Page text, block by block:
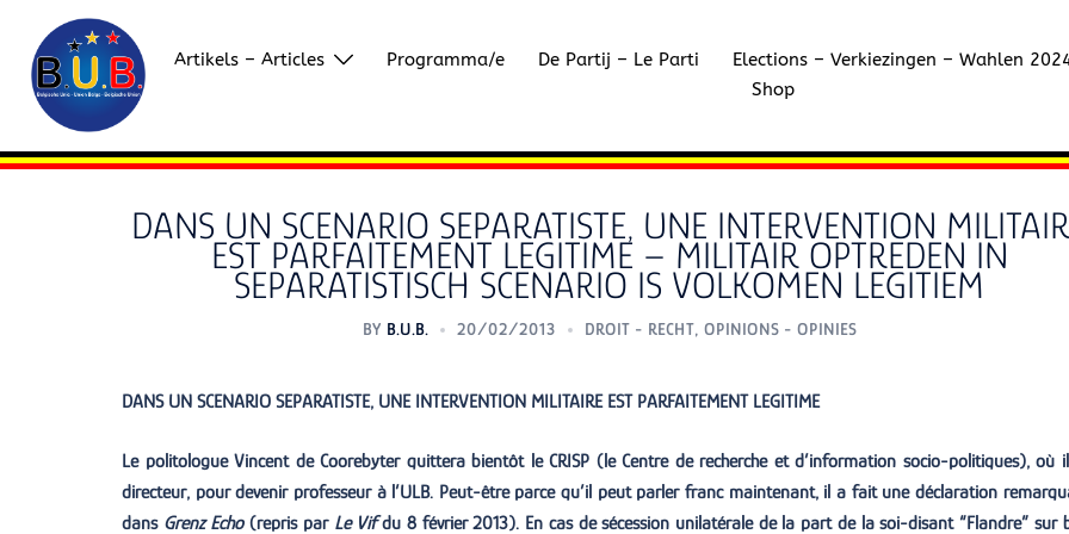
content
Artikels – Articles Programma/e De Partij – Le Parti Elections – Verkiezingen – Wahlen
Shop
DANS UN SCENARIO SEPARATISTE, UNE INTERVENTION
EST PARFAITEMENT LEGITIME – MILITAIR OPTREDEN IN
SEPARATISTISCH SCENARIO IS VOLKOMEN LEGITIEM
BY B.U.B. 20/02/2013 DROIT - RECHT, OPINIONS - OPINIES
DANS UN SCENARIO SEPARATISTE, UNE INTERVENTION MILITAIRE EST PARFAITEMENT LEGITIME
Le politologue Vincent de Coorebyter quittera bientôt le CRISP (le Centre de recherche et d’information socio-politiques), où
directeur, pour devenir professeur à l’ULB. Peut-être parce qu’il peut parler franc maintenant, il a fait une déclaration
dans Grenz Echo(repris par Le Vifdu 8 février 2013). En cas de sécession unilatérale de la part de la soi-disant “Flandre” sur